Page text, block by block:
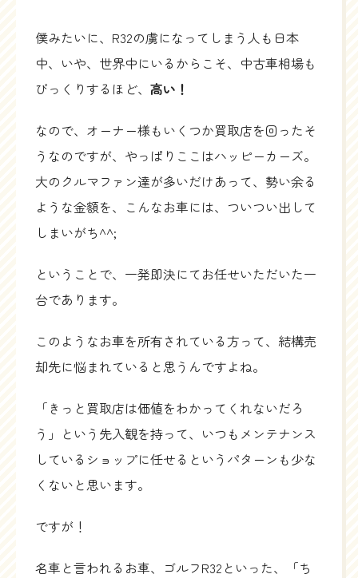
僕みたいに、R32の虜になってしまう人も日本
中、いや、世界中にいるからこそ、中古車相場も
びっくりするほど、 高い！
なので、オーナー様もいくつか買取店を回ったそ
うなのですが、やっぱりここはハッピーカーズ。
大のクルマファン達が多いだけあって、勢い余る
ような金額を、こんなお車には、ついつい出して
しまいがち^^;
ということで、一発即決にてお任せいただいた一
台であります。
このようなお車を所有されている方って、結構売
却先に悩まれていると思うんですよね。
「きっと買取店は価値をわかってくれないだろ
う」という先入観を持って、いつもメンテナンス
しているショップに任せるというパターンも少な
くないと思います。
ですが！
名車と言われるお車、ゴルフR32といった、「ち